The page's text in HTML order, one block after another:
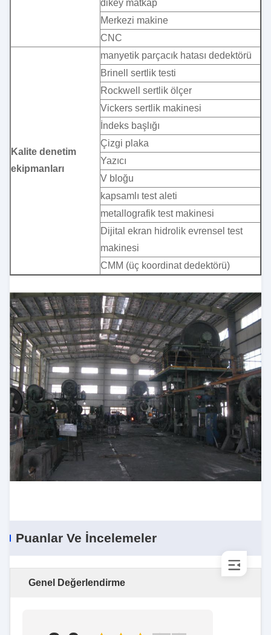
dikey matkap
Merkezi makine
CNC
Kalite denetim
ekipmanları
manyetik parçacık hatası dedektörü
Brinell sertlik testi
Rockwell sertlik ölçer
Vickers sertlik makinesi
İndeks başlığı
Çizgi plaka
Yazıcı
V bloğu
kapsamlı test aleti
metallografik test makinesi
Dijital ekran hidrolik evrensel test
makinesi
CMM (üç koordinat dedektörü)
Puanlar Ve İncelemeler
Genel Değerlendirme